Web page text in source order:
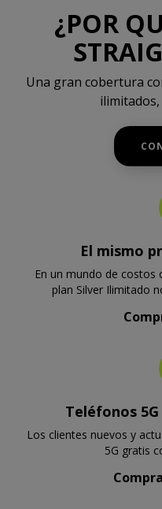
¿POR
Una gran cobertura
ilimitados,
El mismo
En un mundo de costos
plan Silver Ilimitado
Teléfonos
Los clientes nuevos y
5G gratis